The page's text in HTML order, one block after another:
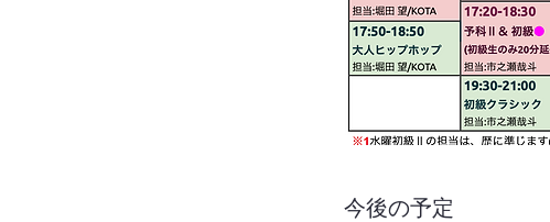
今後の予定